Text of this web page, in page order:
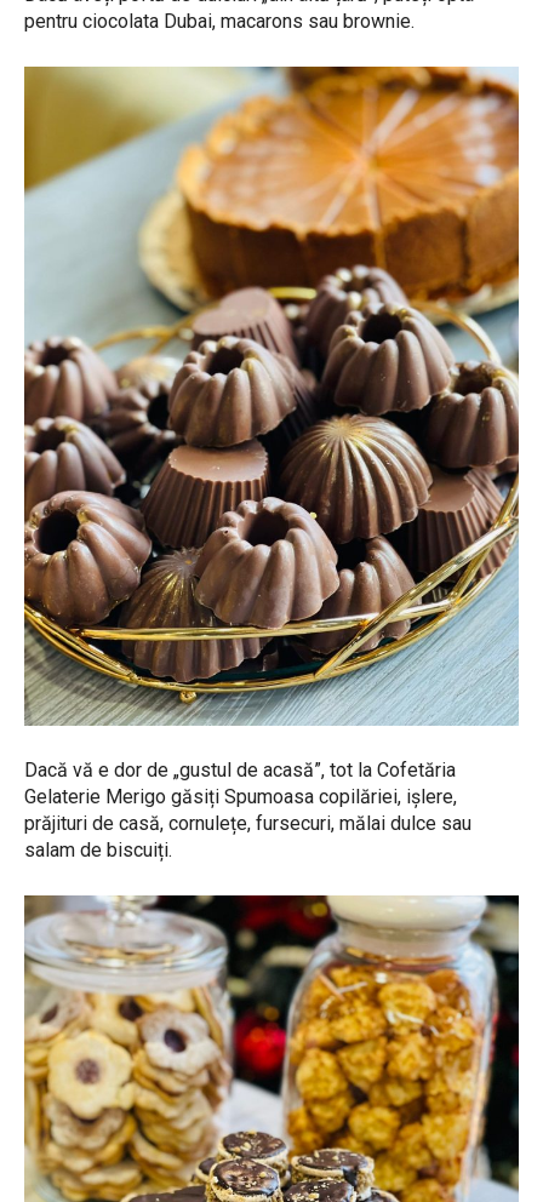
pentru ciocolata Dubai, macarons sau brownie.
Dacă vă e dor de „gustul de acasă”, tot la Cofetăria
Gelaterie Merigo găsiți Spumoasa copilăriei, ișlere,
prăjituri de casă, cornulețe, fursecuri, mălai dulce sau
salam de biscuiți.